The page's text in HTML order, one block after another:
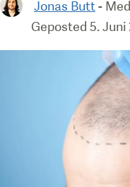
Jonas Butt -
Geposted 5. Juni